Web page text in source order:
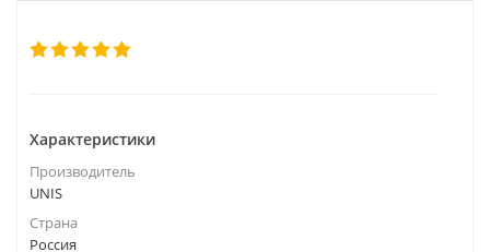
Характеристики
Производитель
UNIS
Страна
Россия